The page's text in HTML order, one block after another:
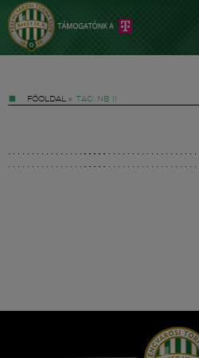
FŐOLDAL » TAG: NB II
Hírek